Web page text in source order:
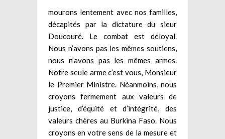
mourons lentement avec nos familles,
décapités par la dictature du sieur
Doucouré. Le combat est déloyal.
Nous n’avons pas les mêmes soutiens,
nous n’avons pas les mêmes armes.
Notre seule arme c’est vous, Monsieur
le Premier Ministre. Néanmoins, nous
croyons fermement aux valeurs de
justice, d’équité et d’intégrité, des
valeurs chères au Burkina Faso. Nous
croyons en votre sens de la mesure et